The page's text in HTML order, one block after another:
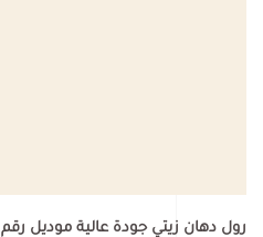
رول دهان زيتي جودة عالية موديل رقم 909 تركي